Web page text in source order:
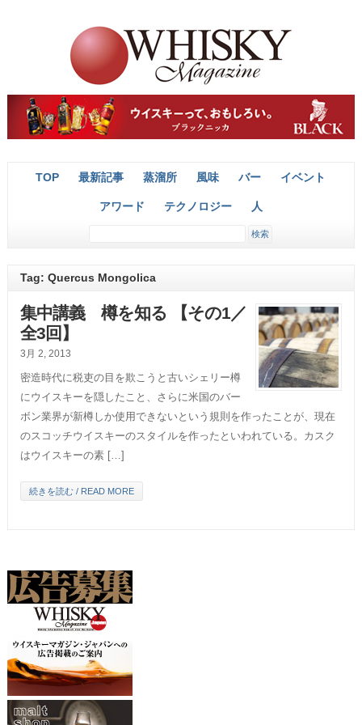
TOP 最新記事 蒸溜所 風味 バー イベント
アワード テクノロジー 人
Tag: Quercus Mongolica
集中講義 樽を知る 【その1／
全3回】
3月 2, 2013
密造時代に税吏の目を欺こうと古いシェリー樽
にウイスキーを隠したこと、さらに米国のバー
ボン業界が新樽しか使用できないという規則を作ったことが、現在
のスコッチウイスキーのスタイルを作ったといわれている。カスク
はウイスキーの素 […]
続きを読む / READ MORE